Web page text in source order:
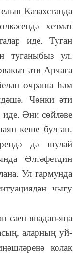
Казахстанда
хезмәт
иде. Туган
туганыбыз ул.
әти Арчага
очраша һәм
Чөнки әти
Әни сөйләве
кеше булган.
дә шулай
Әлтәфетдин
Ул гармунда
циядән чыгу
саен яңадан-яңа
аларның уй-
колак